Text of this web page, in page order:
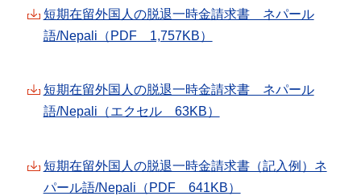
短期在留外国人の脱退一時金請求書 ネパール
語/Nepali（PDF 1,757KB）
短期在留外国人の脱退一時金請求書 ネパール
語/Nepali（エクセル 63KB）
短期在留外国人の脱退一時金請求書（記入例）ネ
パール語/Nepali（PDF 641KB）